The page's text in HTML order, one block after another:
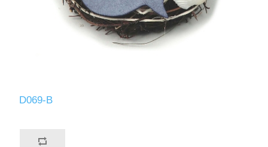
D069-B